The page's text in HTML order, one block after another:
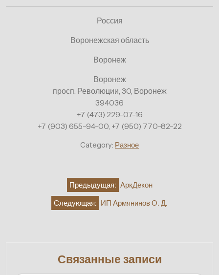
Россия
Воронежская область
Воронеж
Воронеж
просп. Революции, 30, Воронеж
394036
+7 (473) 229-07-16
+7 (903) 655-94-00, +7 (950) 770-82-22
Category: Разное
Навигация
записям
Предыдущая: АркДекон
Следующая: ИП Армянинов О. Д.
Связанные записи